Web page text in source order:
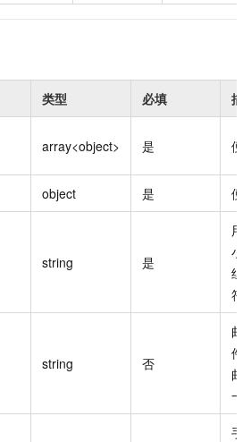
类型 必填 描
array<object> 是 便
object 是 便
string 是
用
小
组
符
string 否
邮
件
邮
一
手